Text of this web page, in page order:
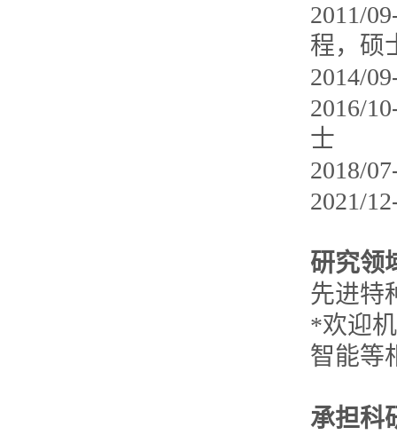
2011/
程，硕
2014/
2016/
士
2018/
2021/
研究领
先进特
*欢迎
智能等
承担科